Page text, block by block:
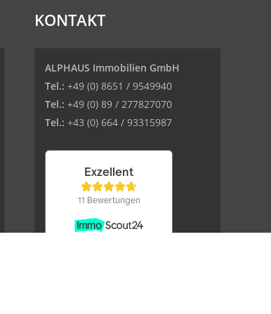
KONTAKT
ALPHAUS Immobilien GmbH
Tel.: +49 (0) 8651 / 9549940
Tel.: +49 (0) 89 / 277827070
Tel.: +43 (0) 664 / 93315987